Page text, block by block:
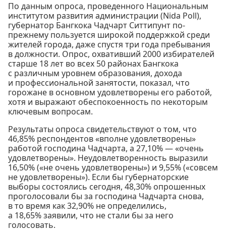
По данным опроса, проведенного Национальным
институтом развития администрации (Nida Poll),
губернатор Бангкока Чадчарт Ситтипунт по-
прежнему пользуется широкой поддержкой среди
жителей города, даже спустя три года пребывания
в должности. Опрос, охвативший 2000 избирателей
старше 18 лет во всех 50 районах Бангкока
с различным уровнем образования, дохода
и профессиональной занятости, показал, что
горожане в основном удовлетворены его работой,
хотя и выражают обеспокоенность по некоторым
ключевым вопросам.
Результаты опроса свидетельствуют о том, что
46,85% респондентов «вполне удовлетворены»
работой господина Чадчарта, а 27,10% — «очень
удовлетворены». Неудовлетворенность выразили
16,50% («не очень удовлетворены») и 9,55% («совсем
не удовлетворены»). Если бы губернаторские
выборы состоялись сегодня, 48,30% опрошенных
проголосовали бы за господина Чадчарта снова,
в то время как 32,90% не определились,
а 18,65% заявили, что не стали бы за него
голосовать.